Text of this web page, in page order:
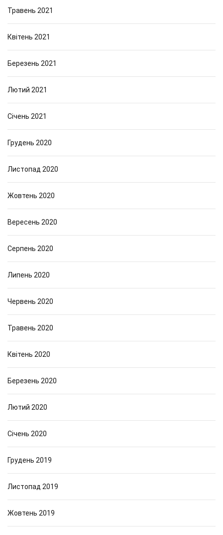
Травень 2021
Квітень 2021
Березень 2021
Лютий 2021
Січень 2021
Грудень 2020
Листопад 2020
Жовтень 2020
Вересень 2020
Серпень 2020
Липень 2020
Червень 2020
Травень 2020
Квітень 2020
Березень 2020
Лютий 2020
Січень 2020
Грудень 2019
Листопад 2019
Жовтень 2019